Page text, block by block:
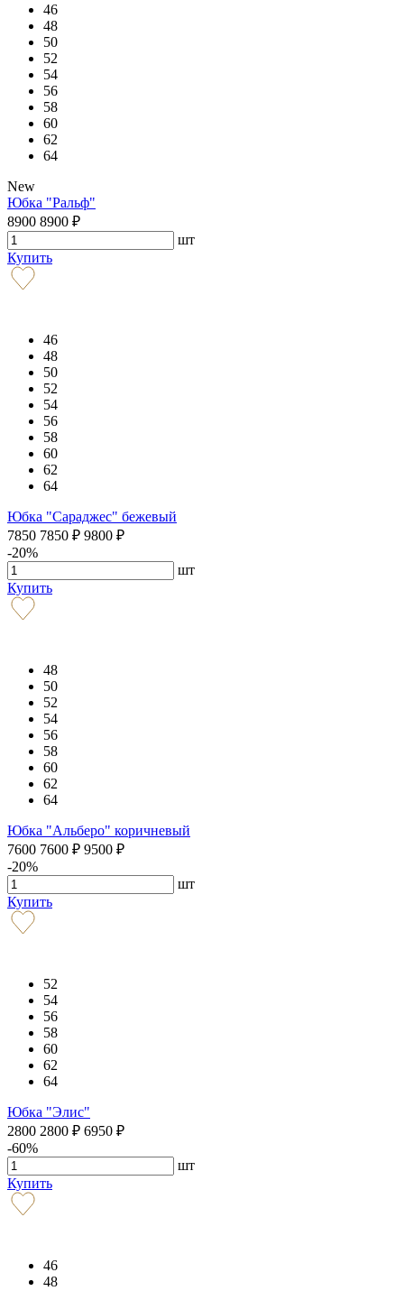
46
48
50
52
54
56
58
60
62
64
New
Юбка "Ральф"
8900 8900 ₽
шт
Купить
46
48
50
52
54
56
58
60
62
64
Юбка "Сараджес" бежевый
7850 7850 ₽ 9800 ₽
-20%
шт
Купить
48
50
52
54
56
58
60
62
64
Юбка "Альберо" коричневый
7600 7600 ₽ 9500 ₽
-20%
шт
Купить
52
54
56
58
60
62
64
Юбка "Элис"
2800 2800 ₽ 6950 ₽
-60%
шт
Купить
46
48